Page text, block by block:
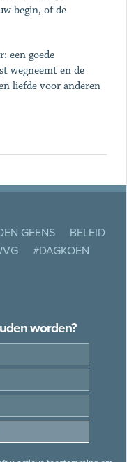
begin, of de
een goede
wegneemt en de
liefde voor anderen
GEENS
BELEID
#DAGKOEN
worden?